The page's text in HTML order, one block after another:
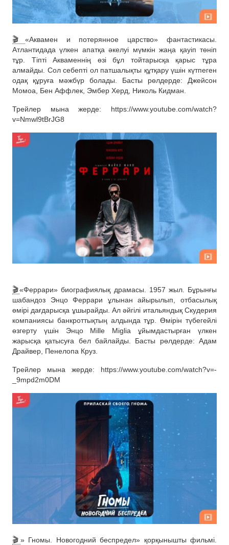
🎬 «Аквамен и потерянное царство» фантастикасы.
Атлантидада үлкен апатқа әкелуі мүмкін жаңа қауіп төніп
тұр. Тіпті Акваменнің өзі бұл тойтарысқа қарыс тұра
алмайды. Сол себепті ол патшалықты құтқару үшін күтпеген
одақ құруға мәжбүр болады. Басты рөлдерде: Джейсон
Момоа, Бен Аффлек, Эмбер Херд, Николь Кидман.
Трейлер мына жерде: https://www.youtube.com/watch?
v=Nmwl9tBrJG8
🎬«Феррари» биографиялық драмасы. 1957 жыл. Бұрынғы
шабандоз Энцо Феррари ұлынан айырылып, отбасылық
өмірі дағдарысқа ұшырайды. Ал әйгілі итальяндық Скудерия
компаниясы банкроттықтың алдында тұр. Өмірін түбегейлі
өзгерту үшін Энцо Mille Miglia ұйымдастырған үлкен
жарысқа қатысуға бел байлайды. Басты рөлдерде: Адам
Драйвер, Пенелопа Круз.
Трейлер мына жерде: https://www.youtube.com/watch?v=-
_9mpd2m0DM
🎬 » Гномы. Новогодний беспредел» қорқынышты фильмі.